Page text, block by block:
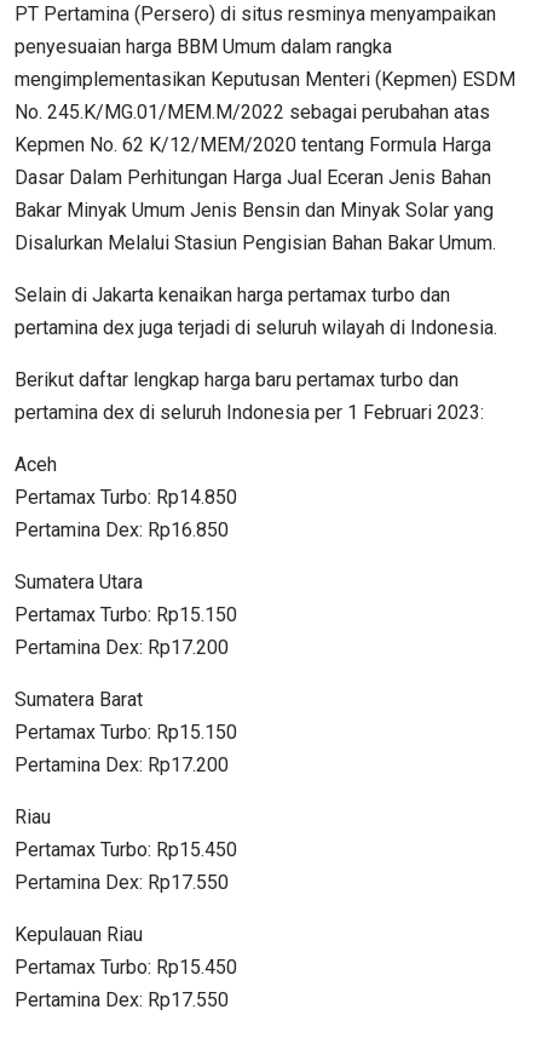
PT Pertamina (Persero) di situs resminya menyampaikan
penyesuaian harga BBM Umum dalam rangka
mengimplementasikan Keputusan Menteri (Kepmen) ESDM
No. 245.K/MG.01/MEM.M/2022 sebagai perubahan atas
Kepmen No. 62 K/12/MEM/2020 tentang Formula Harga
Dasar Dalam Perhitungan Harga Jual Eceran Jenis Bahan
Bakar Minyak Umum Jenis Bensin dan Minyak Solar yang
Disalurkan Melalui Stasiun Pengisian Bahan Bakar Umum.
Selain di Jakarta kenaikan harga pertamax turbo dan
pertamina dex juga terjadi di seluruh wilayah di Indonesia.
Berikut daftar lengkap harga baru pertamax turbo dan
pertamina dex di seluruh Indonesia per 1 Februari 2023:
Aceh
Pertamax Turbo: Rp14.850
Pertamina Dex: Rp16.850
Sumatera Utara
Pertamax Turbo: Rp15.150
Pertamina Dex: Rp17.200
Sumatera Barat
Pertamax Turbo: Rp15.150
Pertamina Dex: Rp17.200
Riau
Pertamax Turbo: Rp15.450
Pertamina Dex: Rp17.550
Kepulauan Riau
Pertamax Turbo: Rp15.450
Pertamina Dex: Rp17.550